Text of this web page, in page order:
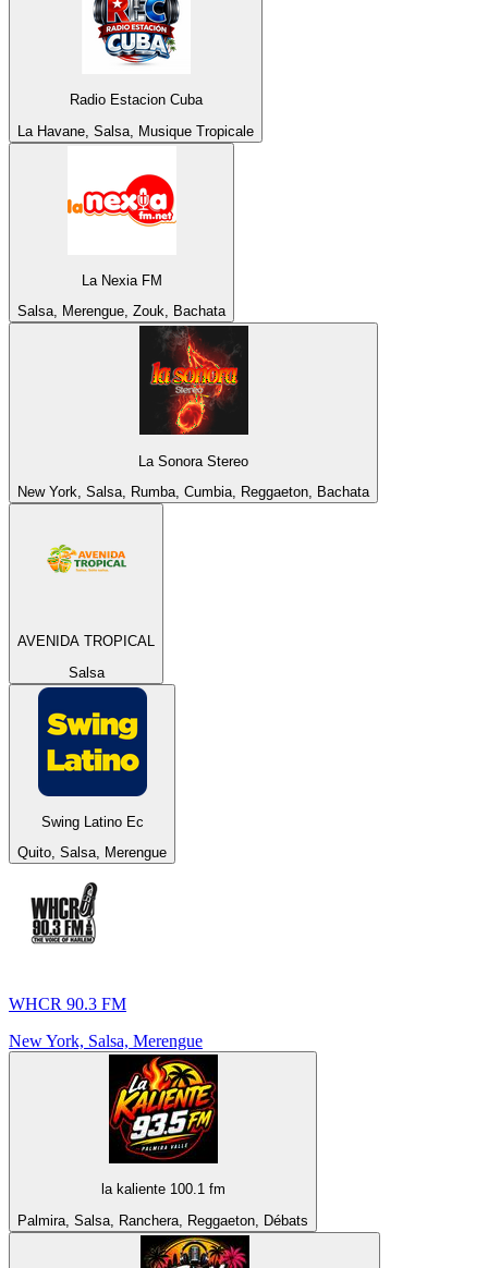
Radio Estacion Cuba
La Havane, Salsa, Musique Tropicale
La Nexia FM
Salsa, Merengue, Zouk, Bachata
La Sonora Stereo
New York, Salsa, Rumba, Cumbia, Reggaeton, Bachata
AVENIDA TROPICAL
Salsa
Swing Latino Ec
Quito, Salsa, Merengue
WHCR 90.3 FM
New York, Salsa, Merengue
la kaliente 100.1 fm
Palmira, Salsa, Ranchera, Reggaeton, Débats